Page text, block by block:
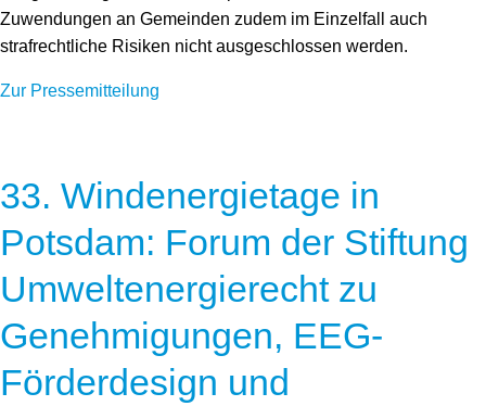
Zuwendungen an Gemeinden zudem im Einzelfall auch
strafrechtliche Risiken nicht ausgeschlossen werden.
Zur Pressemitteilung
33. Windenergietage in
Potsdam: Forum der Stiftung
Umweltenergierecht zu
Genehmigungen, EEG-
Förderdesign und